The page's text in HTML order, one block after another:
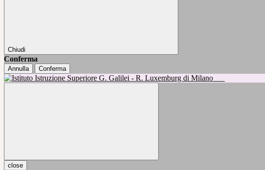
Chiudi
Conferma
Annulla Conferma
close